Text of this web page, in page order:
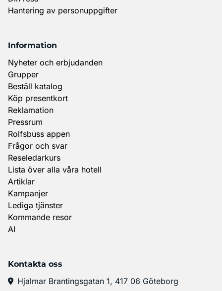
Hantering av personuppgifter
Information
Nyheter och erbjudanden
Grupper
Beställ katalog
Köp presentkort
Reklamation
Pressrum
Rolfsbuss appen
Frågor och svar
Reseledarkurs
Lista över alla våra hotell
Artiklar
Kampanjer
Lediga tjänster
Kommande resor
AI
Kontakta oss
Hjalmar Brantingsgatan 1, 417 06 Göteborg